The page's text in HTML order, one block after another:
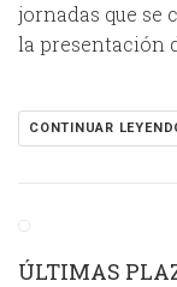
jornadas que se
la presentación
CONTINUAR
ÚLTIMAS